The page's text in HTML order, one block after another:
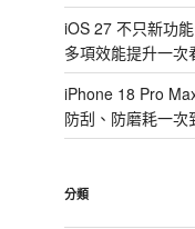
iOS 27 不只新功
多項效能提升一次
iPhone 18 Pro
防刮、防磨耗一次
分類